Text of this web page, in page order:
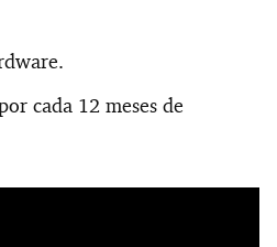
cada 12 meses de